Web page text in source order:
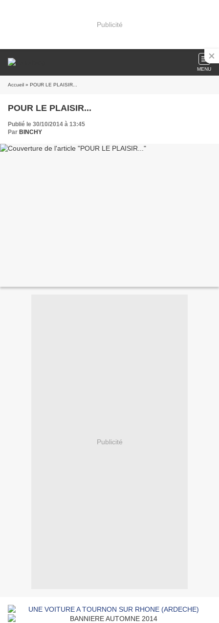
Publicité
MENU
Accueil » POUR LE PLAISIR...
POUR LE PLAISIR...
Publié le 30/10/2014 à 13:45
Par BINCHY
Publicité